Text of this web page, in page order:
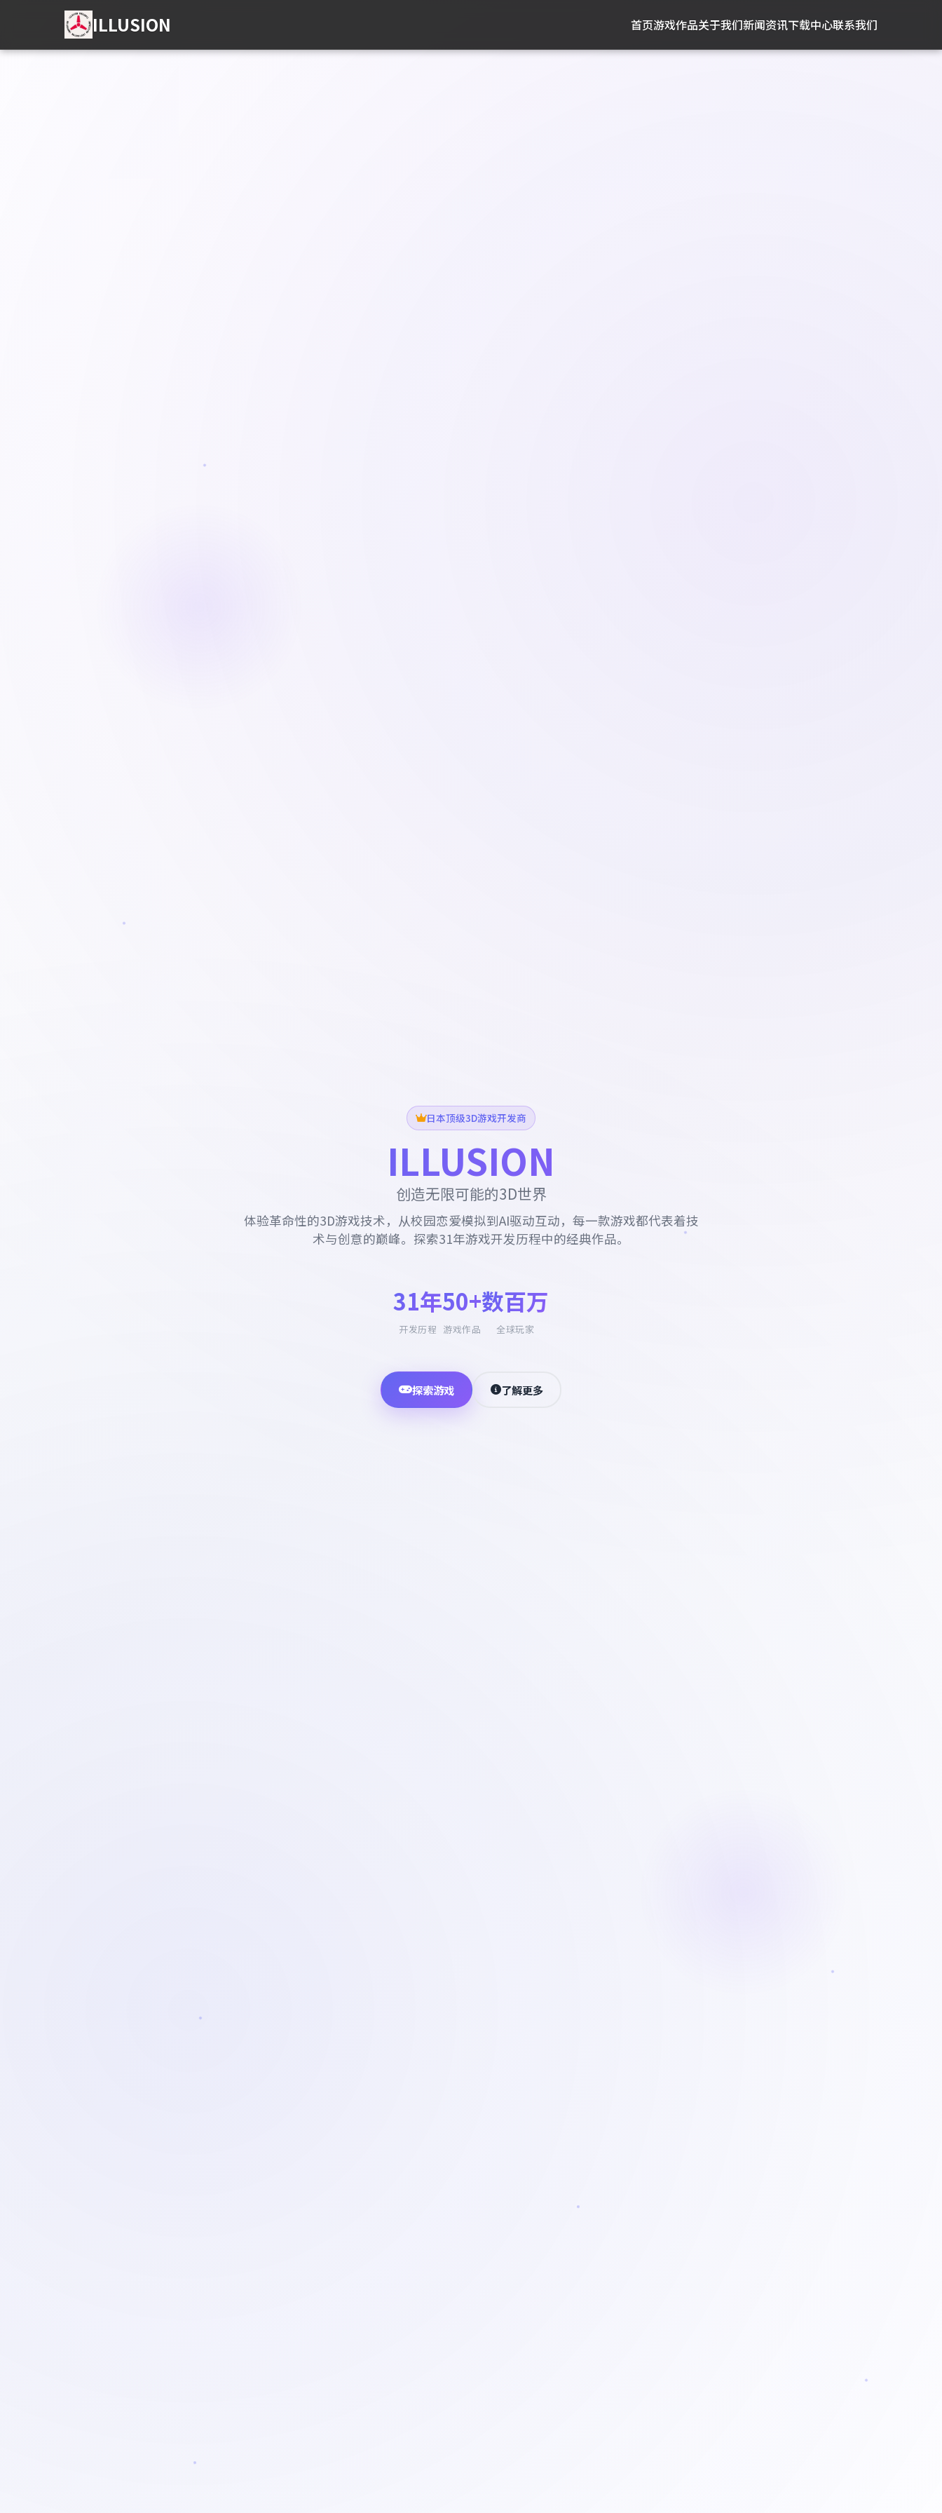
ILLUSION 首页游戏作品关于我们新闻资讯下载中心联系我们
日本顶级3D游戏开发商
ILLUSION
创造无限可能的3D世界
体验革命性的3D游戏技术，从校园恋爱模拟到AI驱动互动，每一款游戏都代表着技
术与创意的巅峰。探索31年游戏开发历程中的经典作品。
31年
开发历程
50+
游戏作品
数百万
全球玩家
探索游戏 了解更多